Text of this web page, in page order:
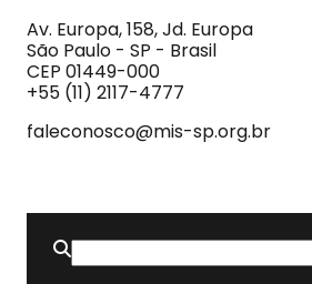
Imagem
e
do
Som
Av. Europa, 158, Jd. Europa
São Paulo - SP - Brasil
CEP 01449-000
+55 (11) 2117-4777
faleconosco@mis-sp.org.br
Buscar
por: